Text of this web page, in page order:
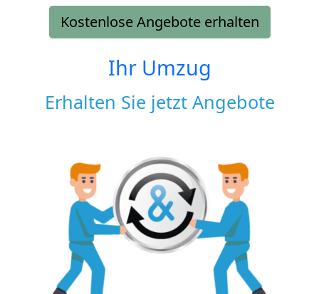
Kostenlose Angebote erhalten
Ihr Umzug
Erhalten Sie jetzt Angebote